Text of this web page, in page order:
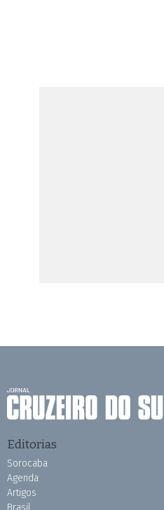
Editorias
Sorocaba
Agenda
Artigos
Brasil